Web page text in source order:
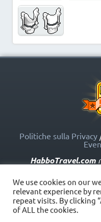
Politiche sulla Privacy
HabboTravel.com
dalle società affiliate.
marchi registrati e
come indicato
Copyright ©
We use cookies on our
relevant experience by
repeat visits. By clicking
of ALL the cookies.